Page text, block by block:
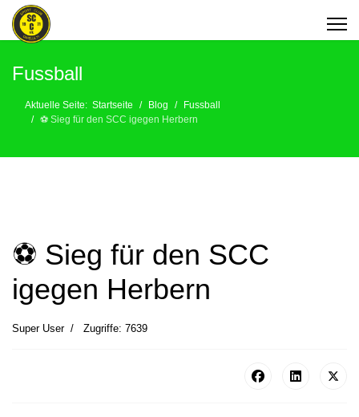
Fussball
Aktuelle Seite: Startseite Blog
Fussball
⚽️ Sieg für den SCC igegen Herbern
⚽️ Sieg für den SCC
igegen Herbern
Super User Zugriffe: 7639